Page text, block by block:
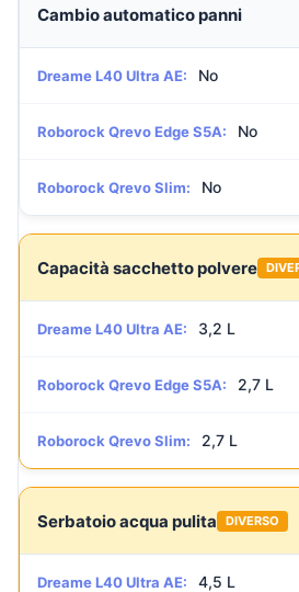
Cambio automatico panni
Dreame L40 Ultra AE: No
Roborock Qrevo Edge S5A: No
Roborock Qrevo Slim: No
Capacità sacchetto polvere
Dreame L40 Ultra AE: 3,2 L
Roborock Qrevo Edge S5A: 2,7 L
Roborock Qrevo Slim: 2,7 L
Serbatoio acqua pulita DIVERSO
Dreame L40 Ultra AE: 4,5 L